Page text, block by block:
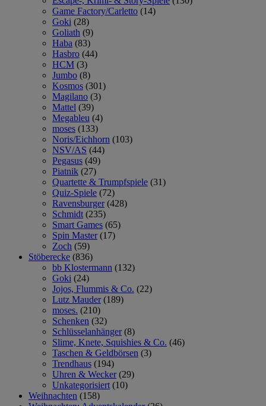
Game Factory/Carletto (14)
Goki (28)
Goliath (9)
Haba (83)
Hasbro (44)
HCM (3)
Jumbo (8)
Kosmos (301)
Magilano (3)
Mattel (39)
Megableu (4)
moses (133)
Noris/Eichhorn (103)
NSV/AS (44)
Pegasus (49)
Piatnik (27)
Quartette & Trumpfspiele (31)
Quiz-Spiele (72)
Ravensburger (428)
Schmidt (235)
Smart Games (65)
Spin Master (17)
Zoch (59)
Stöberecke (836)
bb Klostermann (132)
Goki (24)
Jojos, Flummis & Co. (22)
Lutz Mauder (189)
moses. (210)
Schenken (32)
Schlüsselanhänger (8)
Slime, Knete, Squishies & Co. (46)
Taschen & Geldbörsen (3)
Trendhaus (194)
Uhren & Wecker (29)
Unkategorisiert (10)
Weihnachten (158)